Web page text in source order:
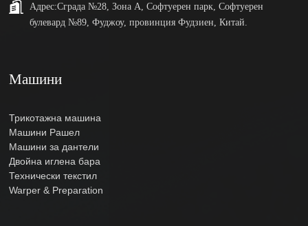
Адрес:Сграда №28, Зона А, Софтуерен парк, Софтуерен
булевард №89, Фуджоу, провинция Фудзиен, Китай.
Машини
Трикотажна машина
Машини Рашел
Машини за дантели
Двойна иглена бара
Технически текстил
Warper & Preparation